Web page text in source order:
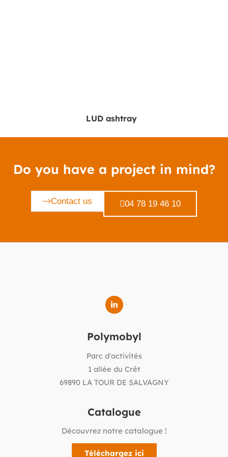
LUD ashtray
Do you have a project in mind?
Contact us 04 78 19 46 10
Polymobyl
Parc d'activités
1 allée du Crêt
69890 LA TOUR DE SALVAGNY
Catalogue
Découvrez notre catalogue !
Téléchargez ici